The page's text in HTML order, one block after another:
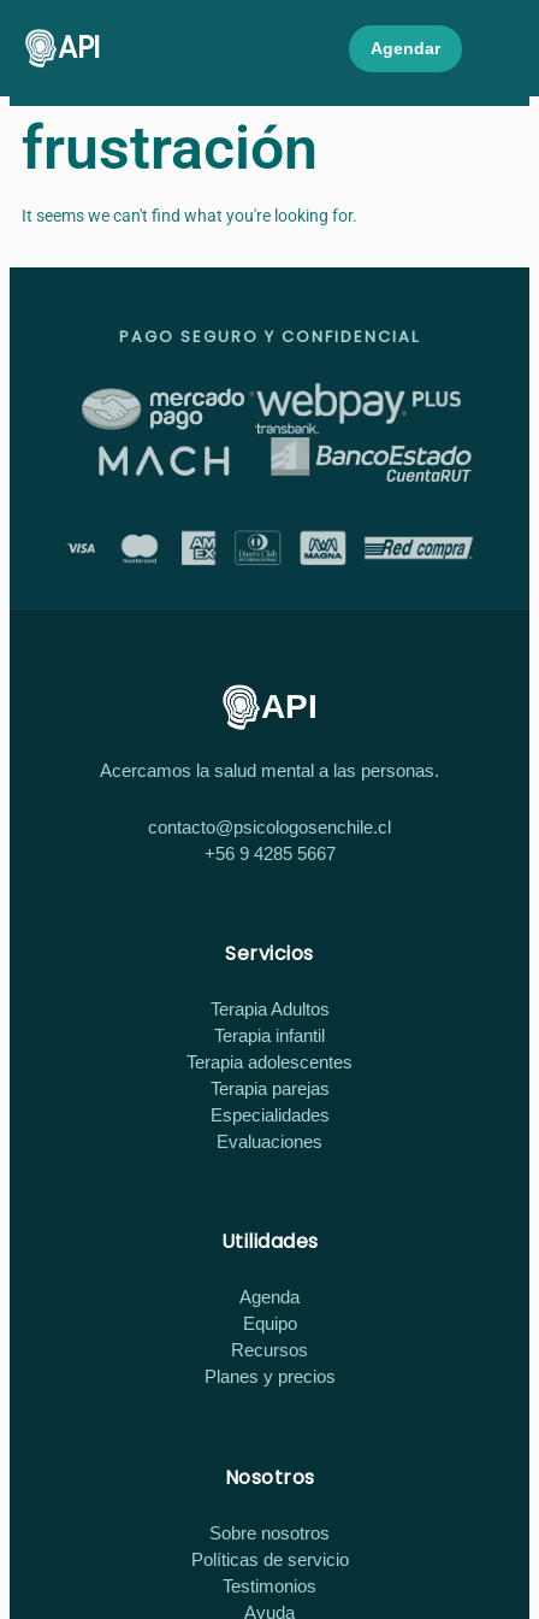
API Agendar
frustración
It seems we can't find what you're looking for.
PAGO SEGURO Y CONFIDENCIAL
API
Acercamos la salud mental a las personas.
contacto@psicologosenchile.cl
+56 9 4285 5667
Servicios
Terapia Adultos
Terapia infantil
Terapia adolescentes
Terapia parejas
Especialidades
Evaluaciones
Utilidades
Agenda
Equipo
Recursos
Planes y precios
Nosotros
Sobre nosotros
Políticas de servicio
Testimonios
Ayuda